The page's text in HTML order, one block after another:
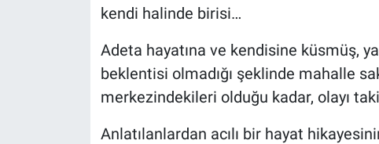
kendi halinde birisi…
Adeta hayatına ve kendisine küsmüş,
beklentisi olmadığı şeklinde mahalle
merkezindekileri olduğu kadar, olayı
Anlatılanlardan acılı bir hayat